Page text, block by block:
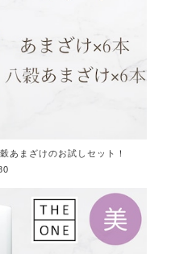
あまざけのお試しセット！